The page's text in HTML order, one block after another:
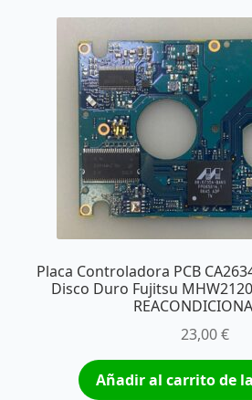
Placa Controladora PCB
Disco Duro Fujitsu
23,00€
Añadir al carrito de